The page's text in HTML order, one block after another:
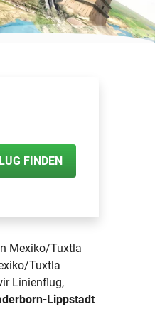
FINDEN
Mexiko/Tuxtla
Tuxtla
Linienflug,
Lippstadt